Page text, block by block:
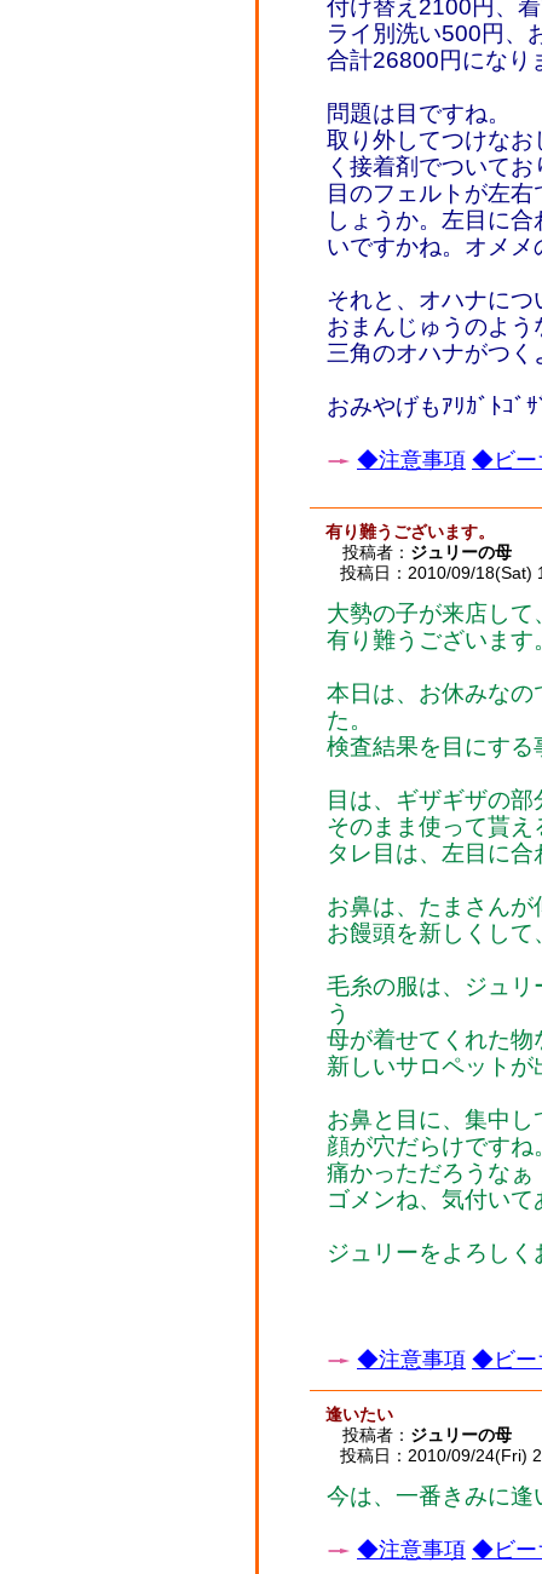
付け替え2100円、
ライ別洗い500円、
合計26800円になり
問題は目ですね。
取り外してつけな
く接着剤でついて
目のフェルトが左
しょうか。左目に
いですかね。オメ
それと、オハナに
おまんじゅうのよ
三角のオハナがつ
おみやげもｱﾘｶﾞﾄｺﾞ
◆注意事項 ◆ビー
有り難うございます。
投稿者： ジュリーの母
投稿日：2010/09/18(Sat)
大勢の子が来店し
有り難うございます
本日は、お休みな
た。
検査結果を目にす
目は、ギザギザの
そのまま使って貰
タレ目は、左目に
お鼻は、たまさんが
お饅頭を新しくし
毛糸の服は、ジュ
う
母が着せてくれた物
新しいサロペット
お鼻と目に、集中し
顔が穴だらけですね
痛かっただろうなぁ
ゴメンね、気付いて
ジュリーをよろし
◆注意事項 ◆ビー
逢いたい
投稿者： ジュリーの母
投稿日：2010/09/24(Fri)
今は、一番きみに
◆注意事項 ◆ビー